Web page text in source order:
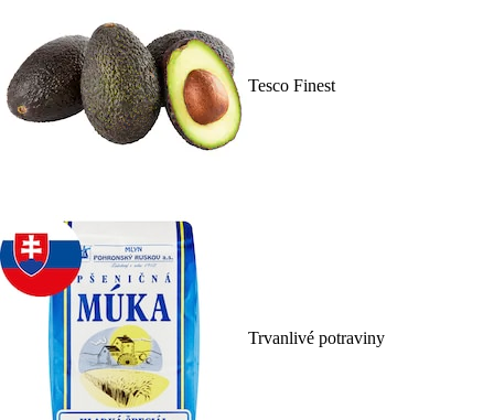
Tesco Finest
Trvanlivé potraviny